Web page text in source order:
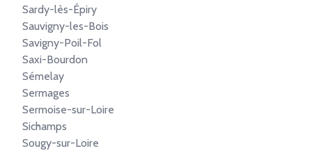
Sardy-lès-Épiry
Sauvigny-les-Bois
Savigny-Poil-Fol
Saxi-Bourdon
Sémelay
Sermages
Sermoise-sur-Loire
Sichamps
Sougy-sur-Loire